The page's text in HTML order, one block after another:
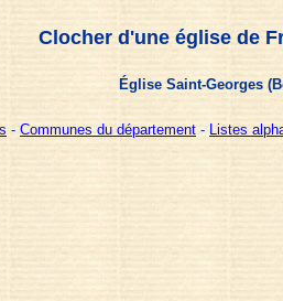
Clocher d'une église de
Église Saint-Georges
- Communes du département - Listes